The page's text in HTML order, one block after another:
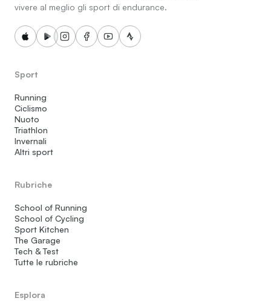
vivere al meglio gli sport di endurance.
Sport
Running
Ciclismo
Nuoto
Triathlon
Invernali
Altri sport
Rubriche
School of Running
School of Cycling
Sport Kitchen
The Garage
Tech & Test
Tutte le rubriche
Esplora